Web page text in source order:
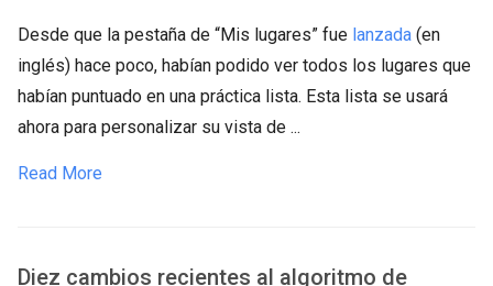
Desde que la pestaña de “Mis lugares” fue lanzada (en
inglés) hace poco, habían podido ver todos los lugares que
habían puntuado en una práctica lista. Esta lista se usará
ahora para personalizar su vista de ...
Read More
Diez cambios recientes al algoritmo de